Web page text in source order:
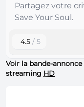
4.5 / 5
Voir la bande-annonce
streaming HD